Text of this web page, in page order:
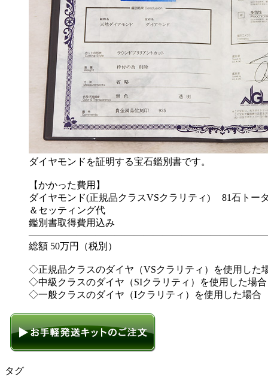
ダイヤモンドを証明する宝石鑑別書です。
【かかった費用】
ダイヤモンド(正規品クラスVSクラリティ) 81石トー
＆セッティング代
鑑別書取得費用込み
総額 50万円（税別）
◇正規品クラスのダイヤ（VSクラリティ）を使用し
◇中級クラスのダイヤ（SIクラリティ）を使用した場
◇一般クラスのダイヤ（Iクラリティ）を使用した場合
タグ